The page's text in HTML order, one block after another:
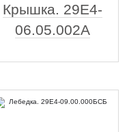
Крышка. 29Е4-
06.05.002А